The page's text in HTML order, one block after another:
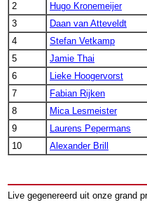
2
Hugo Kronemeijer
3
Daan van Atteveldt
4
Stefan Vetkamp
5
Jamie Thai
6
Lieke Hoogervorst
7
Fabian Rijken
8
Mica Lesmeister
9
Laurens Pepermans
10
Alexander Brill
Live gegenereerd uit onze grand